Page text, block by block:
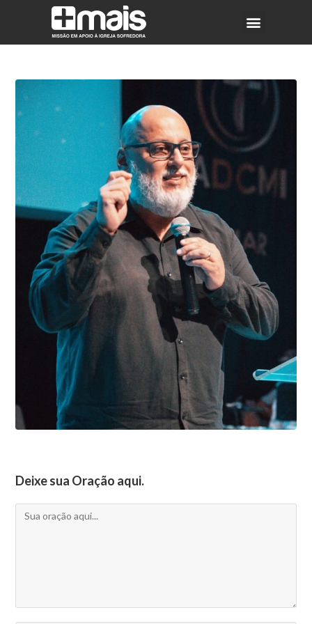
Deixe sua Oração aqui.